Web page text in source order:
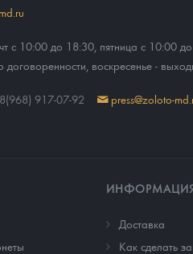
с 10:00 до 18:30, пятница с 10:00
воскресенье -
8(968) 917-07-92 press@zoloto-
Доставка
Как сделать